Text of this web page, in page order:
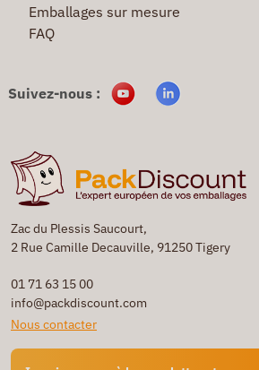
Zac du Plessis Saucourt,
2 Rue Camille Decauville, 91250 Tigery
01 71 63 15 00
info@packdiscount.com
Nous contacter
Emballages sur mesure
FAQ
Suivez-nous :